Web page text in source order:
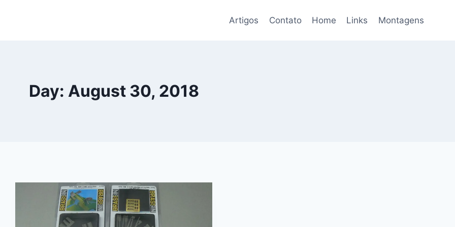
Artigos Contato Home Links Montagens
Day: August 30, 2018